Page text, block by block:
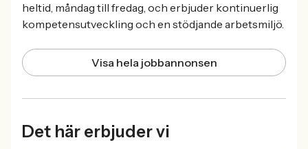
heltid, måndag till fredag, och erbjuder kontinuerlig
kompetensutveckling och en stödjande arbetsmiljö.
Visa hela jobbannonsen
Det här erbjuder vi